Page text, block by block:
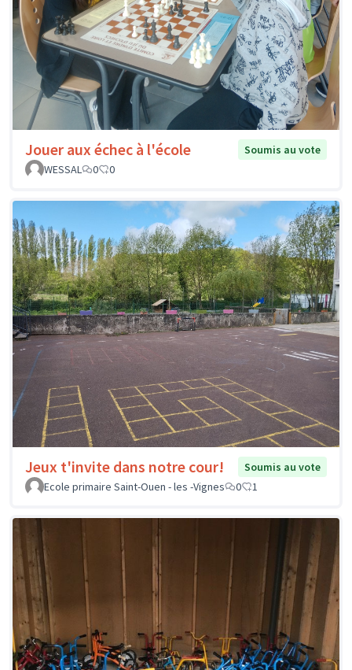
Jouer aux échec à l'école
Soumis au vote
WESSAL
0 0
Jeux t'invite dans notre cour!
Soumis au vote
Ecole primaire Saint-Ouen - les -Vignes
0 1